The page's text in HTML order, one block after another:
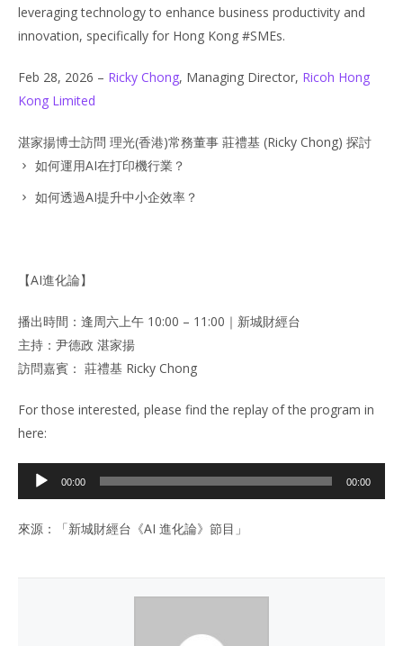
leveraging technology to enhance business productivity and
innovation, specifically for Hong Kong #SMEs.
Feb 28, 2026 – Ricky Chong, Managing Director, Ricoh Hong
Kong Limited
湛家揚博士訪問 理光(香港)常務董事 莊禮基(Ricky Chong) 探討
如何運用AI在打印機行業？
如何透過AI提升中小企效率？
【AI進化論】
播出時間：逢周六上午 10:00 – 11:00｜新城財經台
主持：尹德政 湛家揚
訪問嘉賓： 莊禮基Ricky Chong
For those interested, please find the replay of the program in
here:
Audio
Player
00:00 00:00
來源：「新城財經台《AI 進化論》節目」